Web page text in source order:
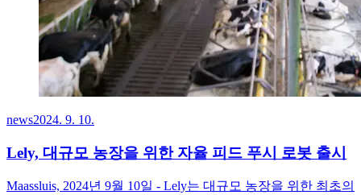
news2024. 9. 10.
Lely, 대규모 농장을 위한 자율 피드 푸시 로봇 출시
Maassluis, 2024년 9월 10일 - Lely는 대규모 농장을 위한 최초의